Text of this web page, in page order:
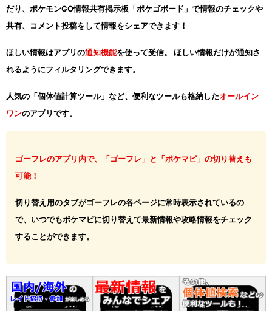
だり、ポケモンGO情報共有掲示板「ポケゴボード」で情報のチェックや
共有、コメント投稿をして情報をシェアできます！
ほしい情報はアプリの通知機能を使って受信。 ほしい情報だけが通知さ
れるようにフィルタリングできます。
人気の「個体値計算ツール」など、便利なツールも格納したオールイン
ワンのアプリです。
ゴーフレのアプリ内で、「ゴーフレ」と「ポケマピ」の切り替えも
可能！
切り替え用のタブがゴーフレの各ページに常時表示されているの
で、いつでもポケマピに切り替えて最新情報や攻略情報をチェック
することができます。